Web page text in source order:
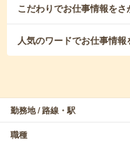
こだわりでお仕事情報をさ
人気のワードでお仕事情報
勤務地 / 路線・駅
職種